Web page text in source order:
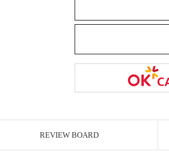
REVIEW BOARD